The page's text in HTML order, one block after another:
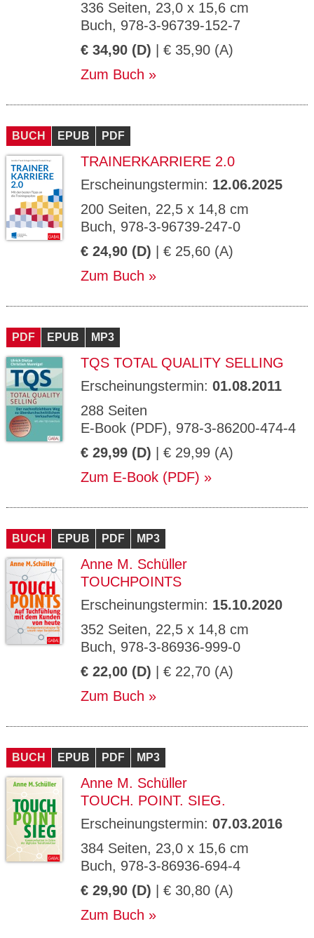
336 Seiten, 23,0 x 15,6 cm
Buch, 978-3-96739-152-7
€ 34,90 (D) | € 35,90 (A)
Zum Buch
BUCH EPUB PDF
TRAINERKARRIERE 2.0
Erscheinungstermin: 12.06.2025
200 Seiten, 22,5 x 14,8 cm
Buch, 978-3-96739-247-0
€ 24,90 (D) | € 25,60 (A)
Zum Buch
PDF EPUB MP3
TQS TOTAL QUALITY SELLING
Erscheinungstermin: 01.08.2011
288 Seiten
E-Book (PDF), 978-3-86200-474-4
€ 29,99 (D) | € 29,99 (A)
Zum E-Book (PDF)
BUCH EPUB PDF MP3
Anne M. Schüller
TOUCHPOINTS
Erscheinungstermin: 15.10.2020
352 Seiten, 22,5 x 14,8 cm
Buch, 978-3-86936-999-0
€ 22,00 (D) | € 22,70 (A)
Zum Buch
BUCH EPUB PDF MP3
Anne M. Schüller
TOUCH. POINT. SIEG.
Erscheinungstermin: 07.03.2016
384 Seiten, 23,0 x 15,6 cm
Buch, 978-3-86936-694-4
€ 29,90 (D) | € 30,80 (A)
Zum Buch